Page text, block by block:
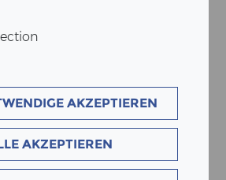
AKZEPTIEREN
AKZEPTIEREN